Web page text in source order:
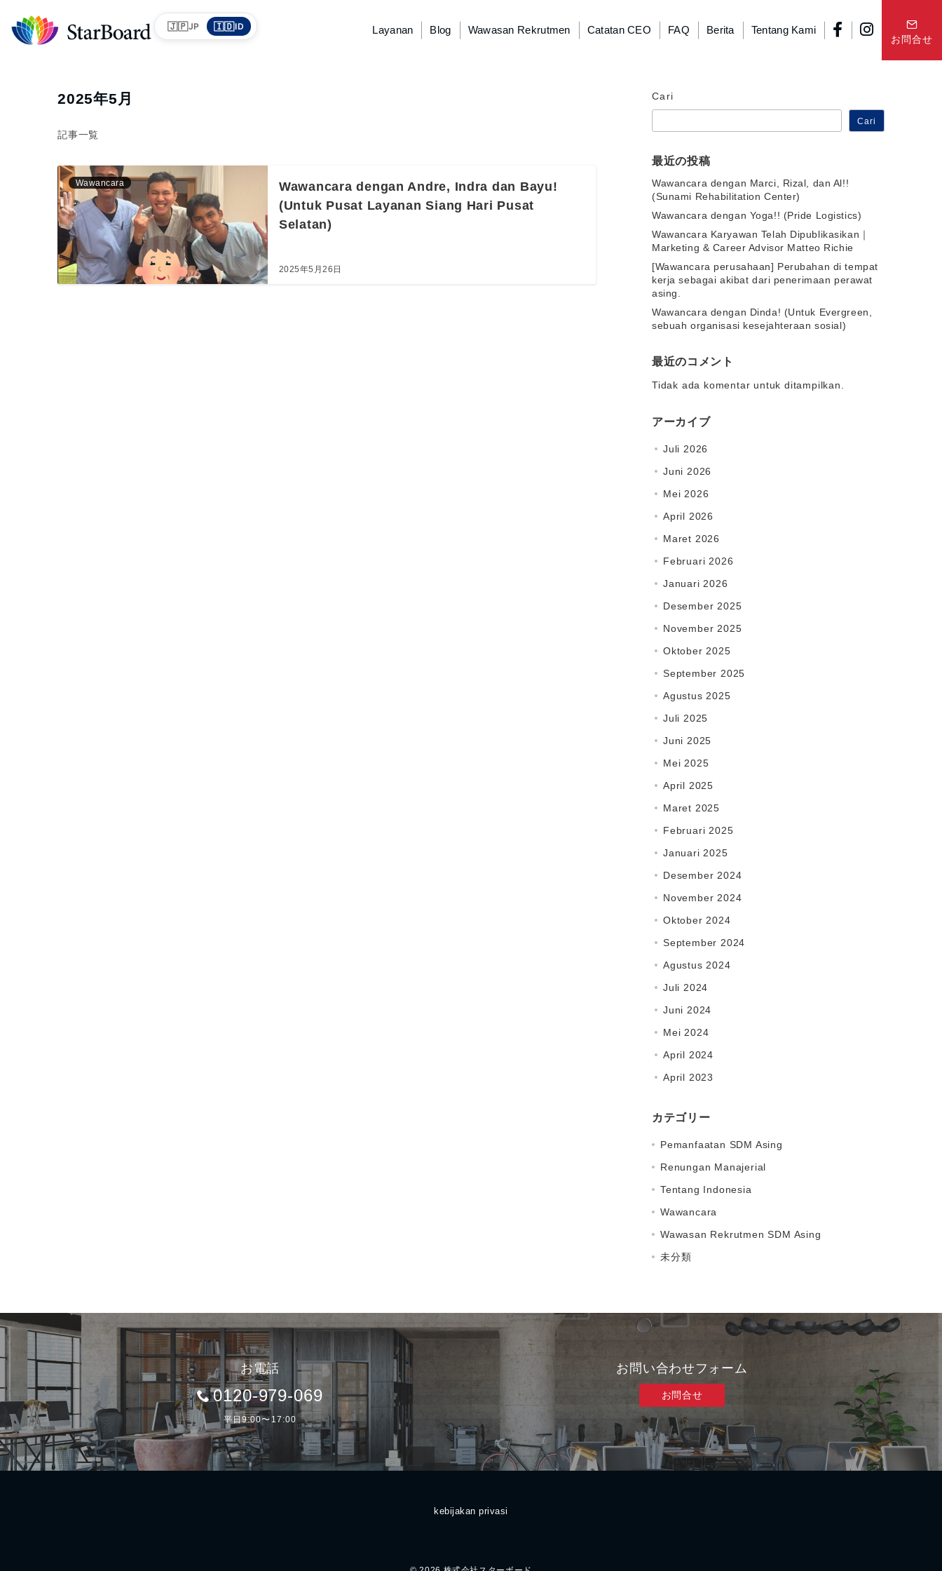
Layanan Blog Wawasan Rekrutmen Catatan CEO FAQ Berita Tentang Kami
お問合せ
2025年5月
記事一覧
Wawancara
Wawancara dengan Andre, Indra dan Bayu!
(Untuk Pusat Layanan Siang Hari Pusat
Selatan)
2025年5月26日
Cari
Cari
最近の投稿
Wawancara dengan Marci, Rizal, dan Al!!
(Sunami Rehabilitation Center)
Wawancara dengan Yoga!! (Pride Logistics)
Wawancara Karyawan Telah Dipublikasikan｜
Marketing & Career Advisor Matteo Richie
[Wawancara perusahaan] Perubahan di tempat
kerja sebagai akibat dari penerimaan perawat
asing.
Wawancara dengan Dinda! (Untuk Evergreen,
sebuah organisasi kesejahteraan sosial)
最近のコメント
Tidak ada komentar untuk ditampilkan.
アーカイブ
Juli 2026
Juni 2026
Mei 2026
April 2026
Maret 2026
Februari 2026
Januari 2026
Desember 2025
November 2025
Oktober 2025
September 2025
Agustus 2025
Juli 2025
Juni 2025
Mei 2025
April 2025
Maret 2025
Februari 2025
Januari 2025
Desember 2024
November 2024
Oktober 2024
September 2024
Agustus 2024
Juli 2024
Juni 2024
Mei 2024
April 2024
April 2023
カテゴリー
Pemanfaatan SDM Asing
Renungan Manajerial
Tentang Indonesia
Wawancara
Wawasan Rekrutmen SDM Asing
未分類
お電話
0120-979-069
平日9:00〜17:00
お問い合わせフォーム
お問合せ
kebijakan privasi
🇯🇵JP 🇮🇩ID